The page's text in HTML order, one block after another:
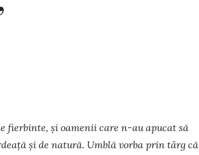
fierbinte, și oamenii care n-au apucat să
și de natură. Umblă vorba prin târg că